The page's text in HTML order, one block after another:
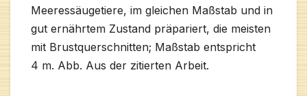
Meeressäugetiere, im gleichen Maßstab und in
gut ernährtem Zustand präpariert, die meisten
mit Brustquerschnitten; Maßstab entspricht
4 m. Abb. Aus der zitierten Arbeit.